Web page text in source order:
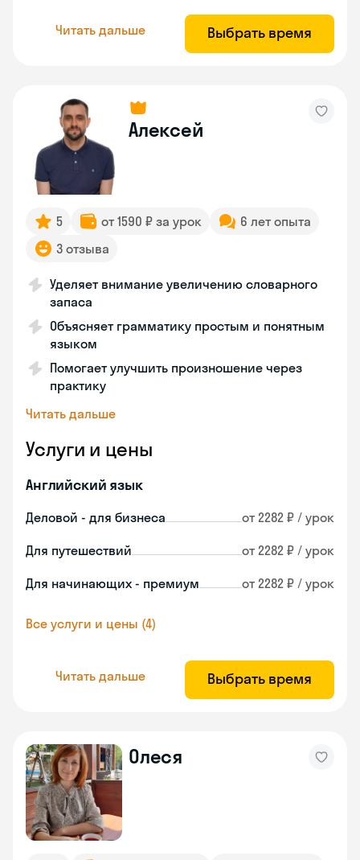
Читать дальше Выбрать время
Алексей
5 от 1590 ₽ за урок
6 лет опыта
3 отзыва
Уделяет внимание увеличению словарного
запаса
Объясняет грамматику простым и понятным
языком
Помогает улучшить произношение через
практику
Читать дальше
Услуги и цены
Английский язык
Деловой - для бизнеса от 2282 ₽ / урок
Для путешествий от 2282 ₽ / урок
Для начинающих - премиум от 2282 ₽ / урок
Все услуги и цены (4)
Читать дальше Выбрать время
Олеся